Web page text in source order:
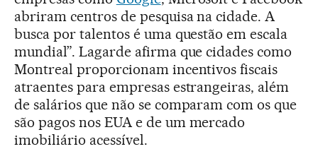
abriram centros de pesquisa na cidade. A
busca por talentos é uma questão em escala
mundial”. Lagarde afirma que cidades como
Montreal proporcionam incentivos fiscais
atraentes para empresas estrangeiras, além
de salários que não se comparam com os que
são pagos nos EUA e de um mercado
imobiliário acessível.